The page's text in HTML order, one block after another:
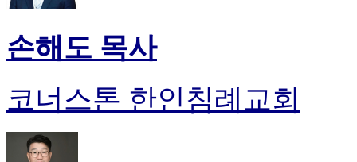
손해도 목사
코너스톤 한인침례교회